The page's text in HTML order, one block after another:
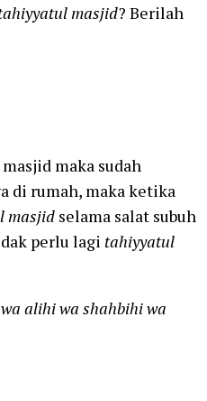
masjid? Berilah
maka sudah
di rumah, maka ketika
masjid selama salat subuh
perlu lagi tahiyyatul
alihi wa shahbihi wa